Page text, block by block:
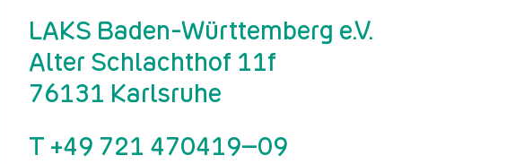
LAKS Baden-Württemberg e.V.
Alter Schlachthof 11f
76131 Karlsruhe
T +49 721 470419–09